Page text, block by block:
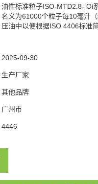
油性标准粒子ISO-MTD2.8- Oi
名义为61000个粒子每10毫升
压油中以便根据ISO 4406标准
2025-09-30
生产厂家
其他品牌
广州市
4446